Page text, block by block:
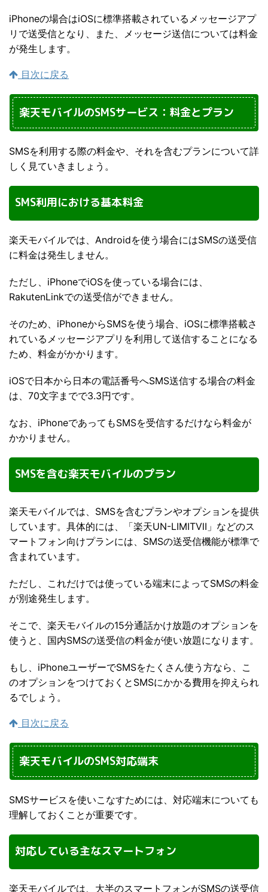
iPhoneの場合はiOSに標準搭載されているメッセージアプ
リで送受信となり、また、メッセージ送信については料金
が発生します。
目次に戻る
楽天モバイルのSMSサービス：料金とプラン
SMSを利用する際の料金や、それを含むプランについて詳
しく見ていきましょう。
SMS利用における基本料金
楽天モバイルでは、Androidを使う場合にはSMSの送受信
に料金は発生しません。
ただし、iPhoneでiOSを使っている場合には、
RakutenLinkでの送受信ができません。
そのため、iPhoneからSMSを使う場合、iOSに標準搭載さ
れているメッセージアプリを利用して送信することになる
ため、料金がかかります。
iOSで日本から日本の電話番号へSMS送信する場合の料金
は、70文字までで3.3円です。
なお、iPhoneであってもSMSを受信するだけなら料金が
かかりません。
SMSを含む楽天モバイルのプラン
楽天モバイルでは、SMSを含むプランやオプションを提供
しています。具体的には、「楽天UN-LIMITⅦ」などのス
マートフォン向けプランには、SMSの送受信機能が標準で
含まれています。
ただし、これだけでは使っている端末によってSMSの料金
が別途発生します。
そこで、楽天モバイルの15分通話かけ放題のオプションを
使うと、国内SMSの送受信の料金が使い放題になります。
もし、iPhoneユーザーでSMSをたくさん使う方なら、こ
のオプションをつけておくとSMSにかかる費用を抑えられ
るでしょう。
目次に戻る
楽天モバイルのSMS対応端末
SMSサービスを使いこなすためには、対応端末についても
理解しておくことが重要です。
対応している主なスマートフォン
楽天モバイルでは、大半のスマートフォンがSMSの送受信